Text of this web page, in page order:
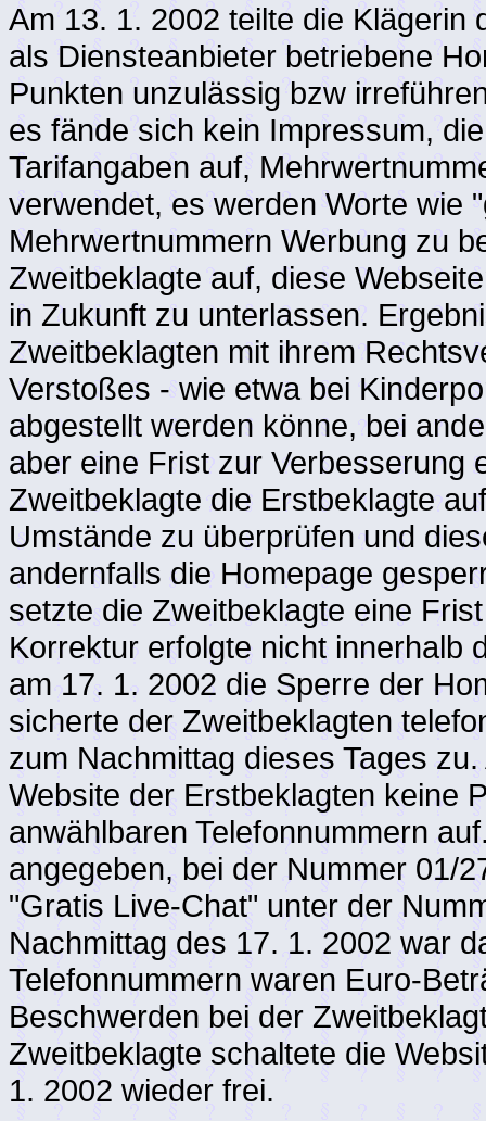
Am 13. 1. 2002 teilte die
als Diensteanbieter betriebene
Punkten unzulässig bzw
es fände sich kein Impressum,
Tarifangaben auf,
verwendet, es werden Worte wie
Mehrwertnummern Werbung zu
Zweitbeklagte auf, diese
in Zukunft zu unterlassen.
Zweitbeklagten mit ihrem
Verstoßes - wie etwa bei
abgestellt werden könne, bei
aber eine Frist zur Verbesserung
Zweitbeklagte die Erstbeklagte
Umstände zu überprüfen und
andernfalls die Homepage
setzte die Zweitbeklagte eine
Korrektur erfolgte nicht innerhalb
am 17. 1. 2002 die Sperre der
sicherte der Zweitbeklagten
zum Nachmittag dieses Tages
Website der Erstbeklagten keine
anwählbaren Telefonnummern
angegeben, bei der Nummer 01/
"Gratis Live-Chat" unter der
Nachmittag des 17. 1. 2002 war
Telefonnummern waren Euro-
Beschwerden bei der
Zweitbeklagte schaltete die
1. 2002 wieder frei.